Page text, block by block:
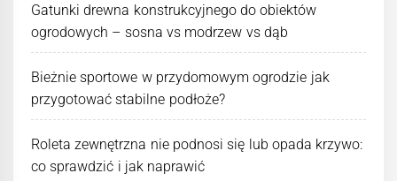
Gatunki drewna konstrukcyjnego do obiektów
ogrodowych – sosna vs modrzew vs dąb
Bieżnie sportowe w przydomowym ogrodzie jak
przygotować stabilne podłoże?
Roleta zewnętrzna nie podnosi się lub opada krzywo:
co sprawdzić i jak naprawić